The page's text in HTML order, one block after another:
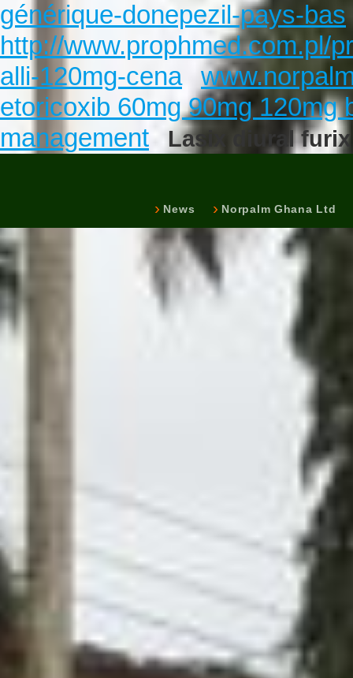
générique-donepezil-pays-bas
http://www.prophmed.com.pl/
alli-120mg-cena
etoricoxib 60mg 90mg 120mg
management
Lasix diural
News Norpalm Ghana Ltd